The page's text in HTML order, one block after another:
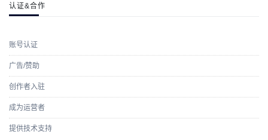
认证&合作
账号认证
广告/赞助
创作者入驻
成为运营者
提供技术支持